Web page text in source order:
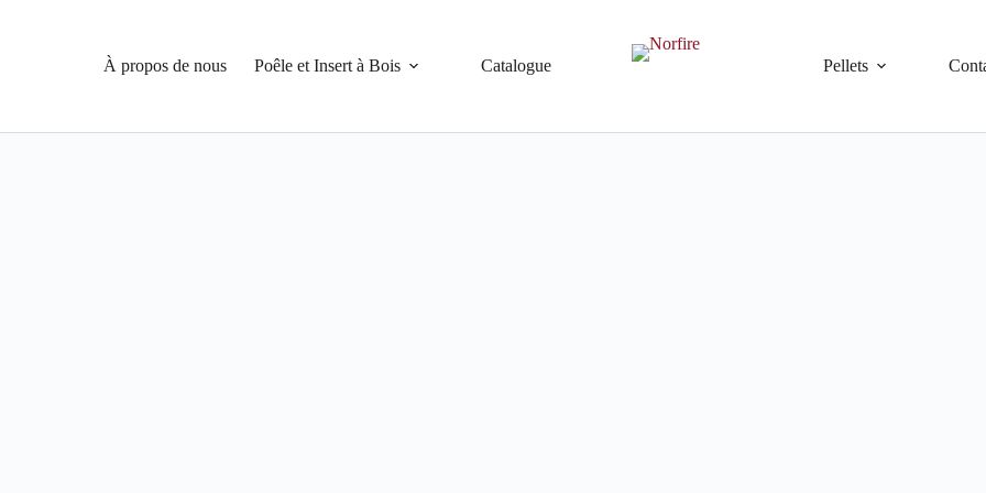
À propos de nous Poêle et Insert à Bois Catalogue Pellets